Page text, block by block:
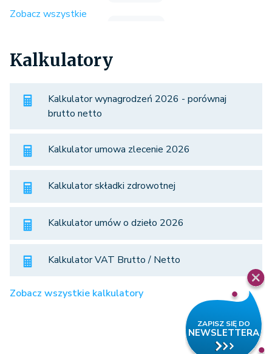
Zobacz wszystkie
Kalkulatory
Kalkulator wynagrodzeń 2026 - porównaj
brutto netto
Kalkulator umowa zlecenie 2026
Kalkulator składki zdrowotnej
Kalkulator umów o dzieło 2026
Kalkulator VAT Brutto / Netto
Zobacz wszystkie kalkulatory